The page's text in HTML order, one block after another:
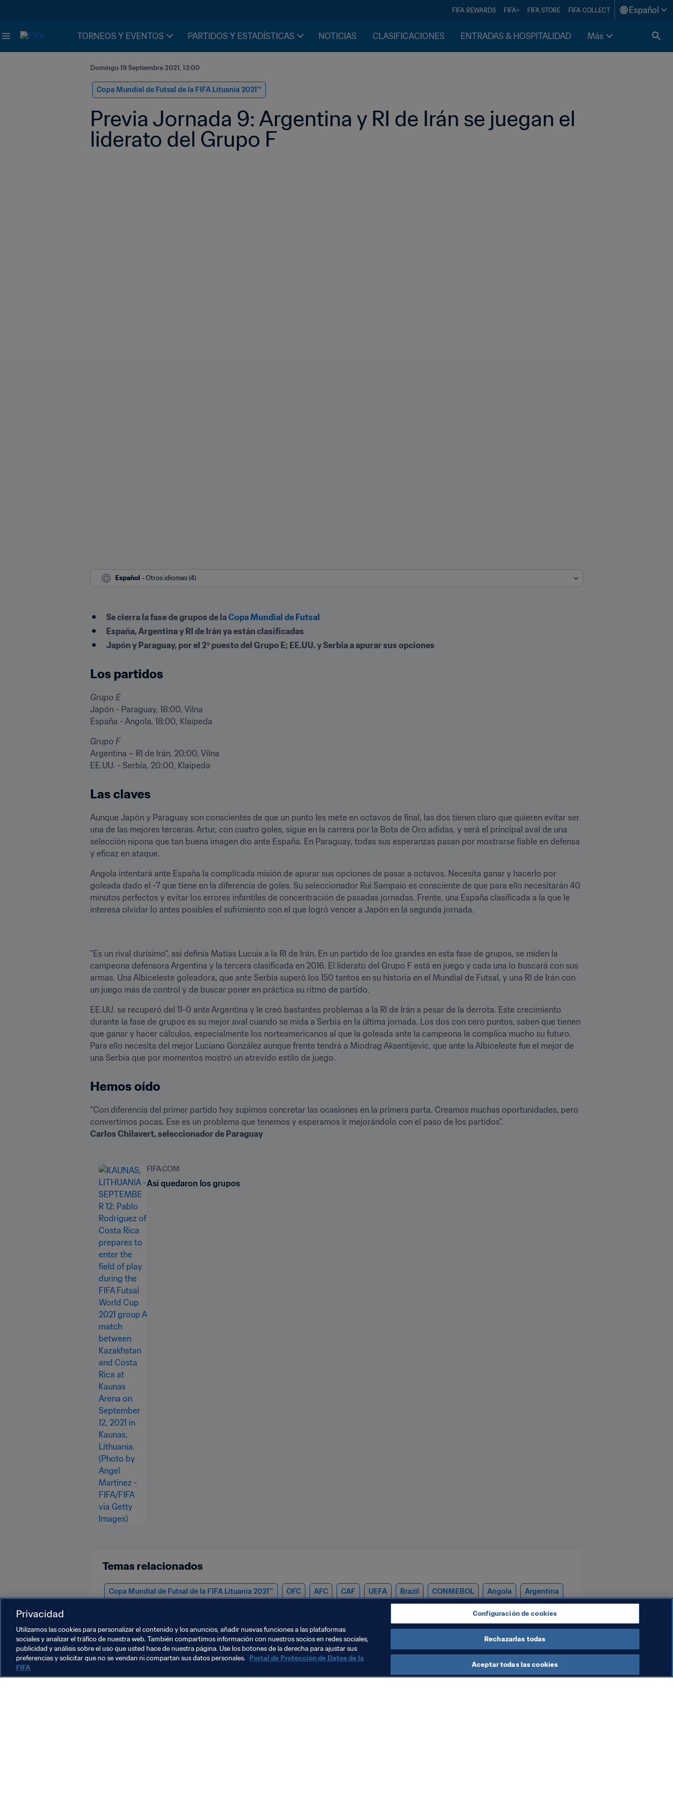
FIFA REWARDS FIFA+ FIFA STORE FIFA COLLECT Español
TORNEOS Y EVENTOS PARTIDOS Y ESTADÍSTICAS NOTICIAS CLASIFICACIONES ENTRADAS & HOSPITALIDAD Más
Domingo 19 Septiembre 2021, 13:00
Copa Mundial de Futsal de la FIFA Lituania 2021™
Previa Jornada 9: Argentina y RI de Irán se juegan el
liderato del Grupo F
Español - Otros idiomas (4)
Se cierra la fase de grupos de la Copa Mundial de Futsal
España, Argentina y RI de Irán ya están clasificadas
Japón y Paraguay, por el 2º puesto del Grupo E; EE.UU. y Serbia a apurar sus opciones
Los partidos
Grupo E
Japón - Paraguay, 18:00, Vilna
España - Angola, 18:00, Klaipeda
Grupo F
Argentina – RI de Irán, 20:00, Vilna
EE.UU. - Serbia, 20:00, Klaipeda
Las claves
Aunque Japón y Paraguay son conscientes de que un punto les mete en octavos de final, las dos tienen claro que quieren evitar ser
una de las mejores terceras. Artur, con cuatro goles, sigue en la carrera por la Bota de Oro adidas, y será el principal aval de una
selección nipona que tan buena imagen dio ante España. En Paraguay, todas sus esperanzas pasan por mostrarse fiable en defensa
y eficaz en ataque.
Angola intentará ante España la complicada misión de apurar sus opciones de pasar a octavos. Necesita ganar y hacerlo por
goleada dado el -7 que tiene en la diferencia de goles. Su seleccionador Rui Sampaio es consciente de que para ello necesitarán 40
minutos perfectos y evitar los errores infantiles de concentración de pasadas jornadas. Frente, una España clasificada a la que le
interesa olvidar lo antes posibles el sufrimiento con el que logró vencer a Japón en la segunda jornada.
"Es un rival durísimo", así definía Matías Lucuix a la RI de Irán. En un partido de los grandes en esta fase de grupos, se miden la
campeona defensora Argentina y la tercera clasificada en 2016. El liderato del Grupo F está en juego y cada una lo buscará con sus
armas. Una Albiceleste goleadora, que ante Serbia superó los 150 tantos en su historia en el Mundial de Futsal, y una RI de Irán con
un juego más de control y de buscar poner en práctica su ritmo de partido.
EE.UU. se recuperó del 11-0 ante Argentina y le creó bastantes problemas a la RI de Irán a pesar de la derrota. Este crecimiento
durante la fase de grupos es su mejor aval cuando se mida a Serbia en la última jornada. Los dos con cero puntos, saben que tienen
que ganar y hacer cálculos, especialmente los norteamericanos al que la goleada ante la campeona le complica mucho su futuro.
Para ello necesita del mejor Luciano González aunque frente tendrá a Miodrag Aksentijevic, que ante la Albiceleste fue el mejor de
una Serbia que por momentos mostró un atrevido estilo de juego.
Hemos oído
"Con diferencia del primer partido hoy supimos concretar las ocasiones en la primera parta. Creamos muchas oportunidades, pero
Carlos Chilavert, seleccionador de Paraguay
FIFA.COM
Así quedaron los grupos
Temas relacionados
Copa Mundial de Futsal de la FIFA Lituania 2021™ OFC AFC CAF UEFA Brazil CONMEBOL Angola Argentina
Privacidad
Utilizamos las cookies para personalizar el contenido y los anuncios, añadir nuevas funciones a las plataformas
sociales y analizar el tráfico de nuestra web. También compartimos información con nuestros socios en redes sociales,
publicidad y análisis sobre el uso que usted hace de nuestra página. Use los botones de la derecha para ajustar sus
preferencias y solicitar que no se vendan ni compartan sus datos personales. Portal de Protección de Datos de la
FIFA
Configuración de cookies
Rechazarlas todas
Aceptar todas las cookies